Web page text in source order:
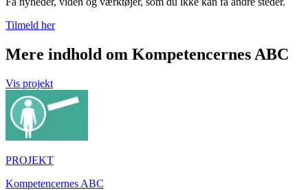
Tilmeld her
Mere indhold om Kompetencernes ABC
Vis projekt
PROJEKT
Kompetencernes ABC